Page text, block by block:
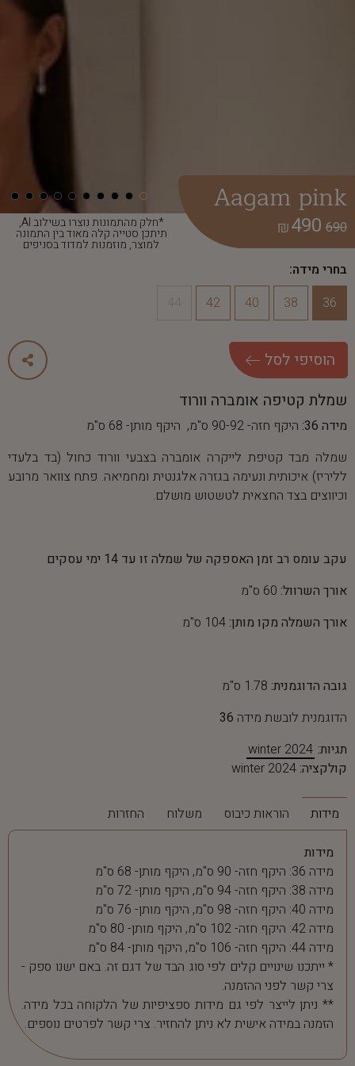
*חלק מהתמונות נוצרו בשילוב AI,
תיתכן סטייה קלה מאוד בין התמונה
למוצר, מוזמנות למדוד בסניפים
Aagam pink
690
490
₪
בחרי מידה:
36
38
40
42
הוסיפי לסל
שמלת קטיפה אומברה וורוד
מידה 36:
היקף חזה- 90-92 ס"מ, היקף מותן- 68 ס"מ
שמלה מבד קטיפת לייקרה אומברה בצבעי וורוד כחול (בד בלעדי
לליריז) איכותית ונעימה בגזרה אלגנטית ומחמיאה. פתח צוואר מרובע
וכיווצים בצד החצאית לטשטוש מושלם.
עקב עומס רב זמן האספקה של שמלה זו עד 14 ימי עסקים
אורך השרוול: 60 ס"מ
אורך השמלה מקו מותן:
גובה הדוגמנית: 1.78 ס"מ
הדוגמנית לובשת מידה 36
תגיות: winter 2024
קולקציה: winter 2024
מידות הוראות כיבוס משלוח החזרות
מידות
מידה 36: היקף חזה- 90 ס"מ, היקף מותן- 68 ס"מ
מידה 38: היקף חזה- 94 ס"מ, היקף מותן- 72 ס"מ
מידה 40: היקף חזה- 98 ס"מ, היקף מותן- 76 ס"מ
מידה 42: היקף חזה- 102 ס"מ, היקף מותן- 80 ס"מ
מידה 44: היקף חזה- 106 ס"מ, היקף מותן- 84 ס"מ
* ייתכנו שינויים קלים לפי סוג הבד של דגם זה. באם ישנו ספק -
צרי קשר לפני ההזמנה.
** ניתן לייצר לפי גם מידות ספציפיות של הלקוחה בכל מידה.
הזמנה במידה אישית לא ניתן להחזיר. צרי קשר לפרטים נוספים.